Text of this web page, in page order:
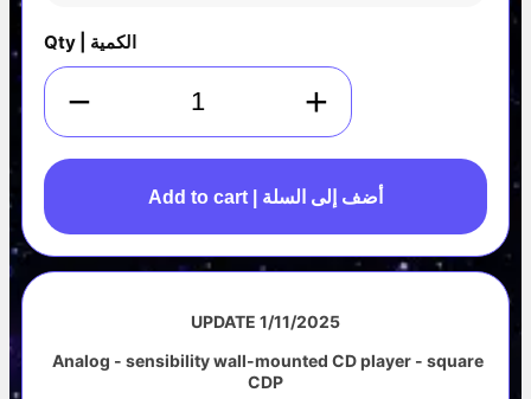
Qty | الكمية
− +
Add to cart | أضف إلى السلة
UPDATE 1/11/2025
Analog - sensibility wall-mounted CD player - square
CDP